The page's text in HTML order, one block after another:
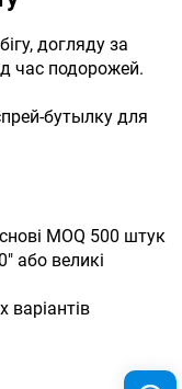
догляду за
час подорожей.
бутылку для
MOQ 500 штук
або великі
варіантів